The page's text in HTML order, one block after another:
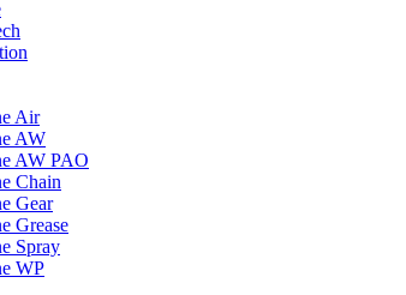
Air
AW
AW PAO
Chain
Gear
Grease
Spray
WP